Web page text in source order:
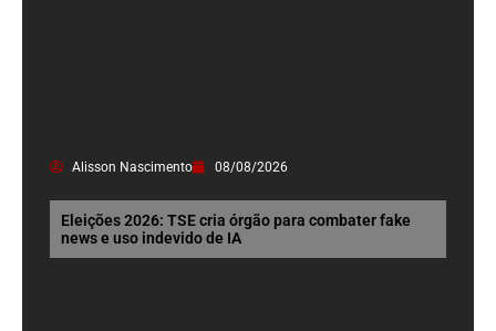
Alisson Nascimento 08/08/2026
Eleições 2026: TSE cria órgão para combater fake
news e uso indevido de IA